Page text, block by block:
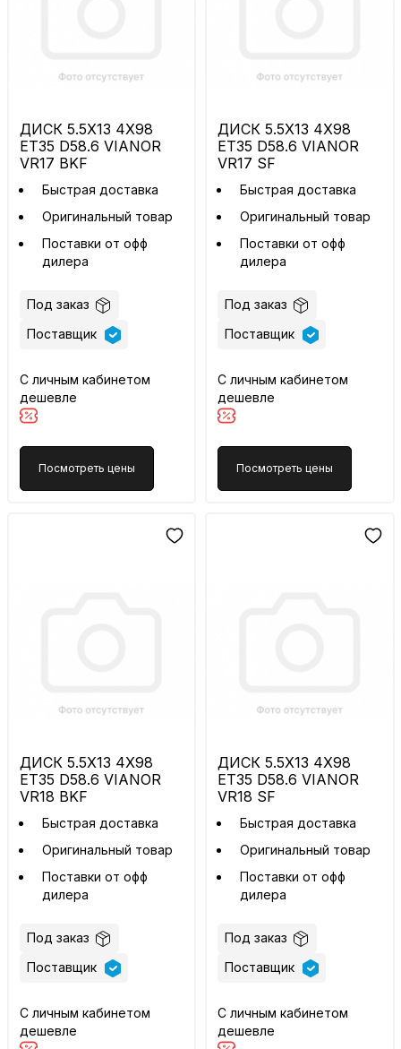
ДИСК 5.5X13 4X98
ET35 D58.6 VIANOR
VR17 BKF
Быстрая доставка
Оригинальный товар
Поставки от офф
дилера
Под заказ
Поставщик
С личным кабинетом
дешевле
Посмотреть цены
ДИСК 5.5X13 4X98
ET35 D58.6 VIANOR
VR17 SF
Быстрая доставка
Оригинальный товар
Поставки от офф
дилера
Под заказ
Поставщик
С личным кабинетом
дешевле
Посмотреть цены
ДИСК 5.5X13 4X98
ET35 D58.6 VIANOR
VR18 BKF
Быстрая доставка
Оригинальный товар
Поставки от офф
дилера
Под заказ
Поставщик
С личным кабинетом
дешевле
ДИСК 5.5X13 4X98
ET35 D58.6 VIANOR
VR18 SF
Быстрая доставка
Оригинальный товар
Поставки от офф
дилера
Под заказ
Поставщик
С личным кабинетом
дешевле